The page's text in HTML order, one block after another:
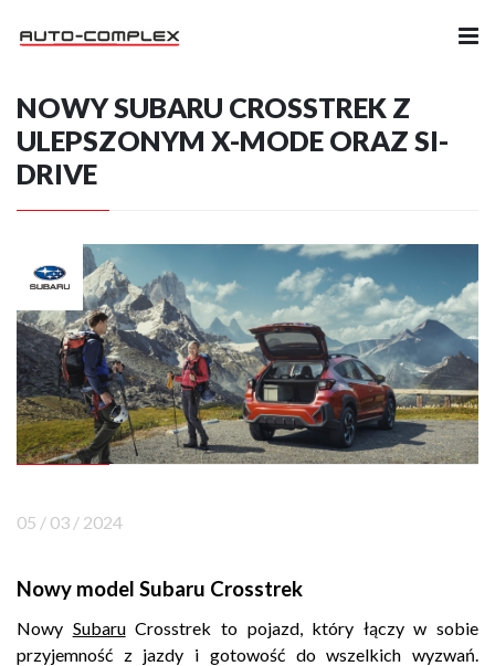
Samochody
Ubezpieczenia
Części i Akcesoria
Firma
Likwidacja szkód
Kariera
Kontakt
Marka
NOWY SUBARU CROSSTREK Z
ULEPSZONYM X-MODE ORAZ SI-
DRIVE
05 / 03 / 2024
Nowy model Subaru Crosstrek
Nowy SubaruCrosstrek to pojazd, który łączy w sobie
przyjemność z jazdy i gotowość do wszelkich wyzwań.